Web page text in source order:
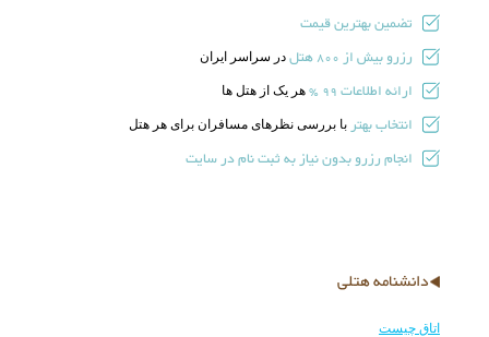
تضمین بهترین قیمت
رزرو بیش از 800 هتل در سراسر ایران
ارائه اطلاعات 99 % هر یک از هتل ها
انتخاب بهتر با بررسی نظرهای مسافران برای هر هتل
انجام رزرو بدون نیاز به ثبت نام در سایت
دانشنامه هتلی
اتاق چیست